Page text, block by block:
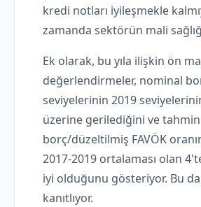
kredi notları iyileşmekle
zamanda sektörün mali
Ek olarak, bu yıla ilişkin ön
değerlendirmeler, nominal
seviyelerinin 2019
üzerine gerilediğini ve
borç/düzeltilmiş FAVÖK
2017-2019 ortalaması olan
iyi olduğunu gösteriyor. Bu
kanıtlıyor.